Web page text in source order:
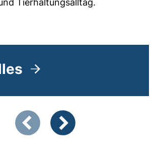
Tierhaltungsalltag.
Zeigt Folie 1 von 4